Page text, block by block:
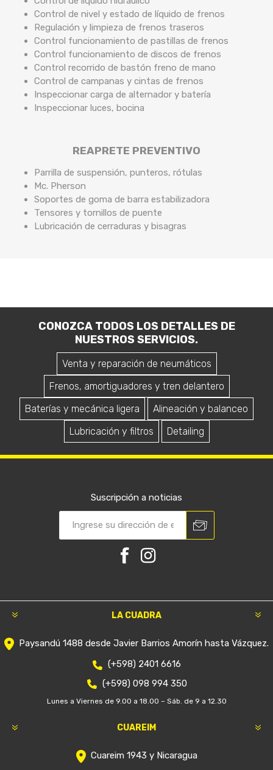
Control de nivel y estado de líquido de frenos
Regulación y limpieza de frenos traseros
Control funcionamiento de pastillas de frenos
Control funcionamiento de discos de frenos
Control recorrido de bastón freno de mano
Control de campanas y cintas de frenos
Inspeccionar carga de alternador y batería
Inspeccionar luces, bocina
REAPRETE PREVENTIVO
Parrilla de suspensión, punteros, rótulas
Mc. Pherson
Soportes de goma de barra estabilizadora
Tensores y tornillos de puente
Lubricación de cerraduras y bisagras
CONOZCA TODOS LOS DETALLES DE
NUESTROS SERVICIOS.
Venta y reparación de neumáticos
Frenos, amortiguadores y tren delantero
Baterías y mecánica ligera
Alineación y balanceo
Lubricación y filtros
Detailing
Suscripción a noticias
LA CUADRA
Paysandú 1488 desde Javier Barrios Amorín hasta Vázquez.
(+598) 2401 6616
(+598) 098 994 350
Lunes a Viernes de 9.00 a 18.00 – Sáb. de 9 a 12.30
CUAREIM
Cuareim 1943 y Nicaragua